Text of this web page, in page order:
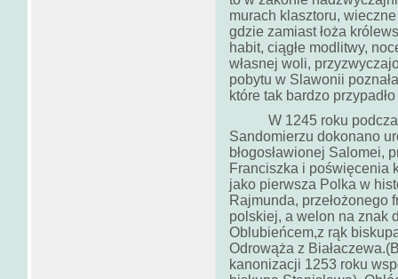
murach klasztoru,
gdzie zamiast łoża
habit, ciągłe modlitwy,
własnej woli,
pobytu w Slawonii
które tak bardzo
W 1245 roku podczas
Sandomierzu dokonano
błogosławionej Salomei,
Franciszka i poświęcenia
jako pierwsza Polka w
Rajmunda,
polskiej, a welon na znak
Oblubieńcem,z rąk
Odrowąża z
kanonizacji 1253 roku